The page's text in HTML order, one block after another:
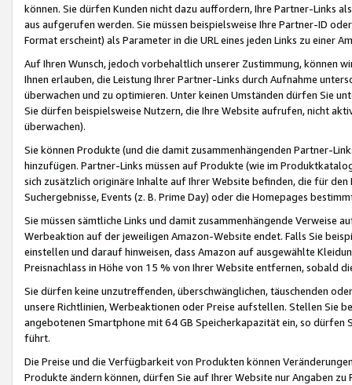
können. Sie dürfen Kunden nicht dazu auffordern, Ihre Partner-Links
aus aufgerufen werden. Sie müssen beispielsweise Ihre Partner-ID
Format erscheint) als Parameter in die URL eines jeden Links zu einer
Auf Ihren Wunsch, jedoch vorbehaltlich unserer Zustimmung, können
Ihnen erlauben, die Leistung Ihrer Partner-Links durch Aufnahme
überwachen und zu optimieren. Unter keinen Umständen dürfen Sie
Sie dürfen beispielsweise Nutzern, die Ihre Website aufrufen, nicht
überwachen).
Sie können Produkte (und die damit zusammenhängenden Partner-
hinzufügen. Partner-Links müssen auf Produkte (wie im
sich zusätzlich originäre Inhalte auf Ihrer Website befinden, die für
Suchergebnisse, Events (z. B. Prime Day) oder die Homepages
Sie müssen sämtliche Links und damit zusammenhängende
Werbeaktion auf der jeweiligen Amazon-Website endet. Falls Sie
einstellen und darauf hinweisen, dass Amazon auf ausgewählte
Preisnachlass in Höhe von 15 % von Ihrer Website entfernen, sobald
Sie dürfen keine unzutreffenden, überschwänglichen, täuschenden
unsere Richtlinien, Werbeaktionen oder Preise aufstellen. Stellen Sie
angebotenen Smartphone mit 64 GB Speicherkapazität ein, so dürfen
führt.
Die Preise und die Verfügbarkeit von Produkten können
Produkte ändern können, dürfen Sie auf Ihrer Website nur Angaben